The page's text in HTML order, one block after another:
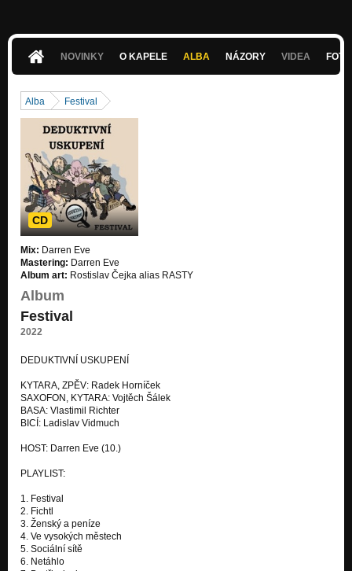
Vypadnout
Ráno v pět
Nezařazeno
V černém pokoji
Nezařazeno
Nevím
Nezařazeno
Nezařazeno
Nezařazeno
Rozbitou frasnu mám
Nezařazeno
Všude byl Swing
Nezařazeno
Tak se hraje Rock 'n' Roll
Nezařazeno
Tuhle válku nechceme
Nezařazeno
Dobrej Beat
Nezařazeno
NOVINKY O KAPELE ALBA NÁZORY VIDEA
Alba Festival
CD
Mix: Darren Eve
Mastering: Darren Eve
Album art: Rostislav Čejka alias RASTY
Album
Festival
2022
DEDUKTIVNÍ USKUPENÍ
KYTARA, ZPĚV: Radek Horníček
SAXOFON, KYTARA: Vojtěch Šálek
BASA: Vlastimil Richter
BICÍ: Ladislav Vidmuch
HOST: Darren Eve (10.)
PLAYLIST:
1. Festival
2. Fichtl
3. Ženský a peníze
4. Ve vysokých městech
5. Sociální sítě
6. Netáhlo